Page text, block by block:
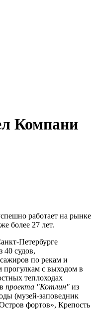
Компани
работает на рынке
более 27 лет.
Петербурге
40 судов,
по рекам и
прогулкам с выходом в
теплоходах
проекта "Котлин" из
(музей-заповедник
фортов», Крепость